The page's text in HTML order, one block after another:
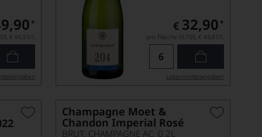
*
€ 66,53/L
€ 32,90 *
pro Flasche (0.75l), € 43,87/L
Lebensmittel­angaben
Champagne Moet &
Chandon Imperial Rosé
BRUT, CHAMPAGNE AC, 0,2L